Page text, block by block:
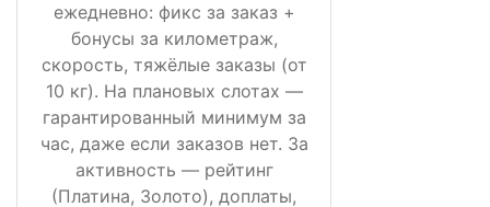
ежедневно: фикс за заказ +
бонусы за километраж,
скорость, тяжёлые заказы (от
10 кг). На плановых слотах —
гарантированный минимум за
час, даже если заказов нет. За
активность — рейтинг
(Платина, Золото), доплаты,